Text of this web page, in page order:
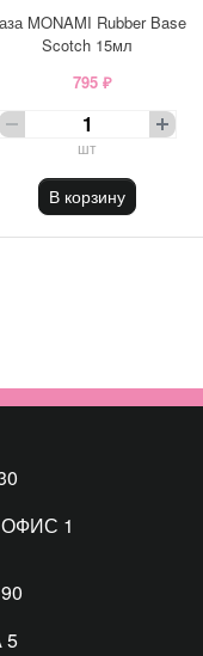
MONAMI Rubber Base
Scotch 15мл
795 ₽
шт
В корзину
1
5